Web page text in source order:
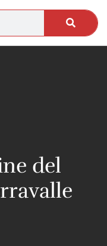
del